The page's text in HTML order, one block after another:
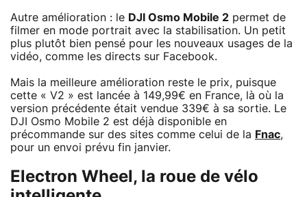
Autre amélioration : le DJI Osmo Mobile 2 permet de
filmer en mode portrait avec la stabilisation. Un petit
plus plutôt bien pensé pour les nouveaux usages de la
vidéo, comme les directs sur Facebook.
Mais la meilleure amélioration reste le prix, puisque
cette « V2 » est lancée à 149,99€ en France, là où la
version précédente était vendue 339€ à sa sortie. Le
DJI Osmo Mobile 2 est déjà disponible en
précommande sur des sites comme celui de la Fnac,
pour un envoi prévu fin janvier.
Electron Wheel, la roue de vélo